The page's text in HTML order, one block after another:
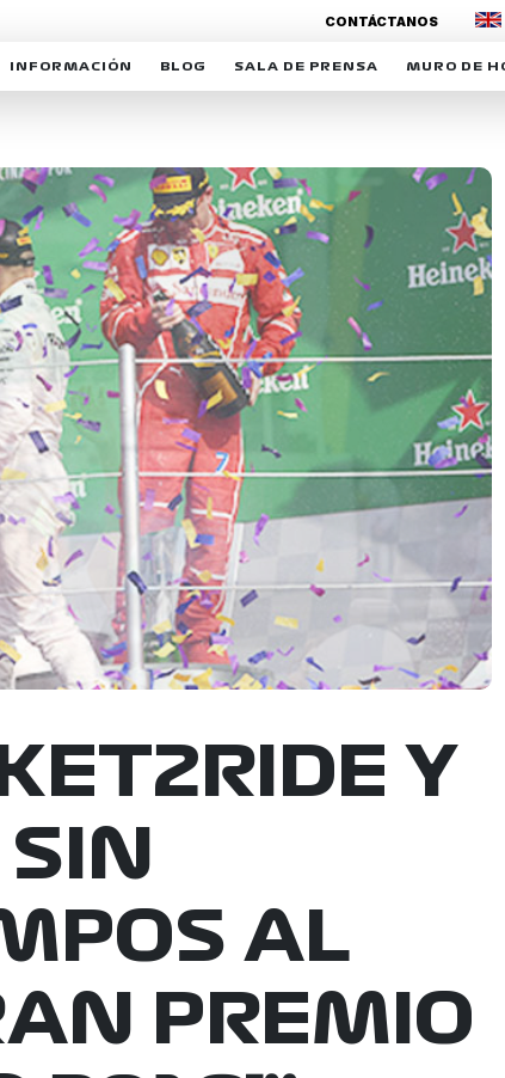
INFORMACIÓN
DERECHO DE PRIMERA OPCIÓN
REFORESTEMOS JUNTOS
MOTORSPORT ACADEMY
VOLUNTARIOS
EXPOSICIÓN FOTOGRÁFICA
CAMPEONATO
PATROCINADORES
LEGALES TICKETMASTER
BLOG
MEXICOGP
INTERACTIVOS
SALA DE PRENSA
ACREDITACIONES
MURO DE
CONTÁCTANOS
Y
SIN
AL
PREMIO